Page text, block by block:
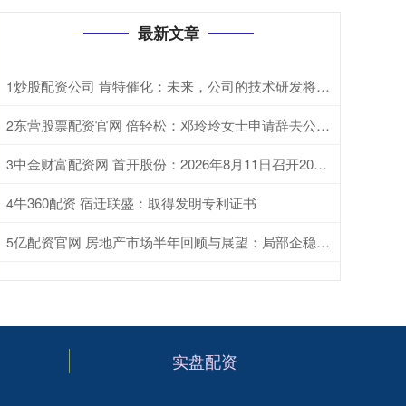
最新文章
1 炒股配资公司 肯特催化：未来，公司的技术研发将重点聚焦于现有生产工艺的优化迭代、全新产品开发以及前沿技术市场转化落地
2 东营股票配资官网 倍轻松：邓玲玲女士申请辞去公司董事会秘书职务
3 中金财富配资网 首开股份：2026年8月11日召开2026年第三次临时股东会
4牛360配资 宿迁联盛：取得发明专利证书
5 亿配资官网 房地产市场半年回顾与展望：局部企稳，结构分化
实盘配资